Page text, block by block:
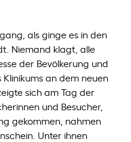
als ginge es in den
Niemand klagt, alle
der Bevölkerung und
an dem neuen
sich am Tag der
und Besucher,
gekommen, nahmen
Unter ihnen